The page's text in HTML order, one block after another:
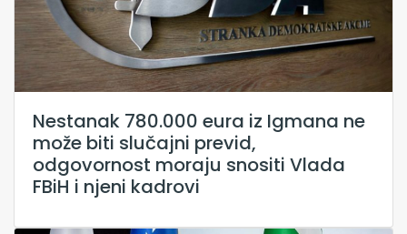
Nestanak 780.000 eura iz Igmana ne
može biti slučajni previd,
odgovornost moraju snositi Vlada
FBiH i njeni kadrovi